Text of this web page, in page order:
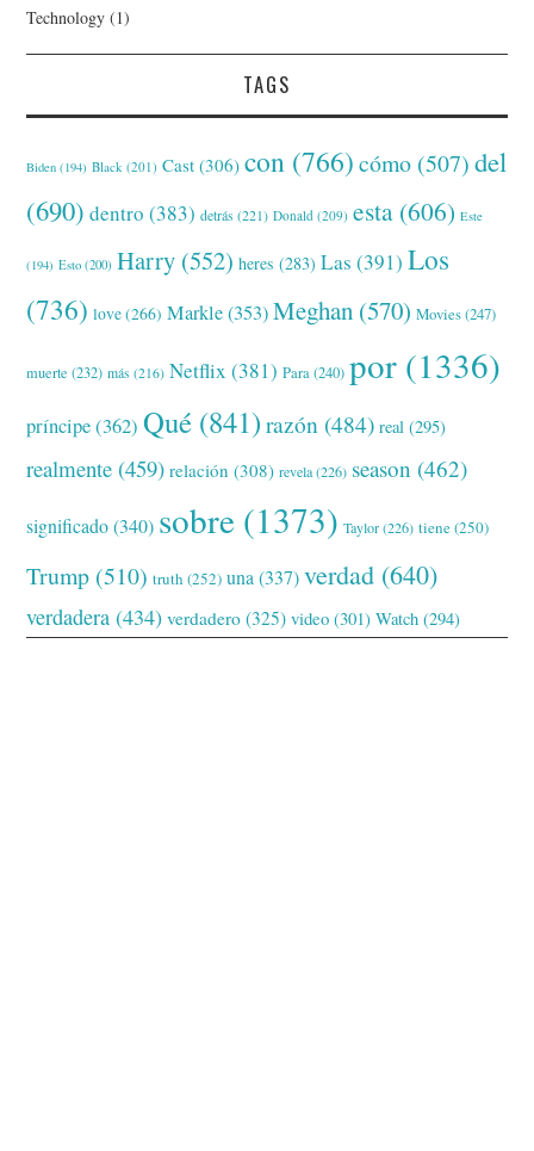
Technology (1)
TAGS
Biden (194) Black (201) Cast (306) con (766) cómo (507) del
(690) dentro (383) detrás (221) Donald (209) esta (606) Este
(194) Esto (200) Harry (552) heres (283) Las (391) Los
(736) love(266) Markle(353) Meghan (570) Movies(247)
muerte (232) más (216) Netflix (381) Para(240) por (1336)
príncipe(362) Qué (841) razón (484) real (295)
realmente (459) relación (308) revela(226) season (462)
significado(340) sobre (1373) Taylor(226) tiene(250)
Trump (510) truth (252) una (337) verdad (640)
verdadera (434) verdadero (325) video (301) Watch (294)